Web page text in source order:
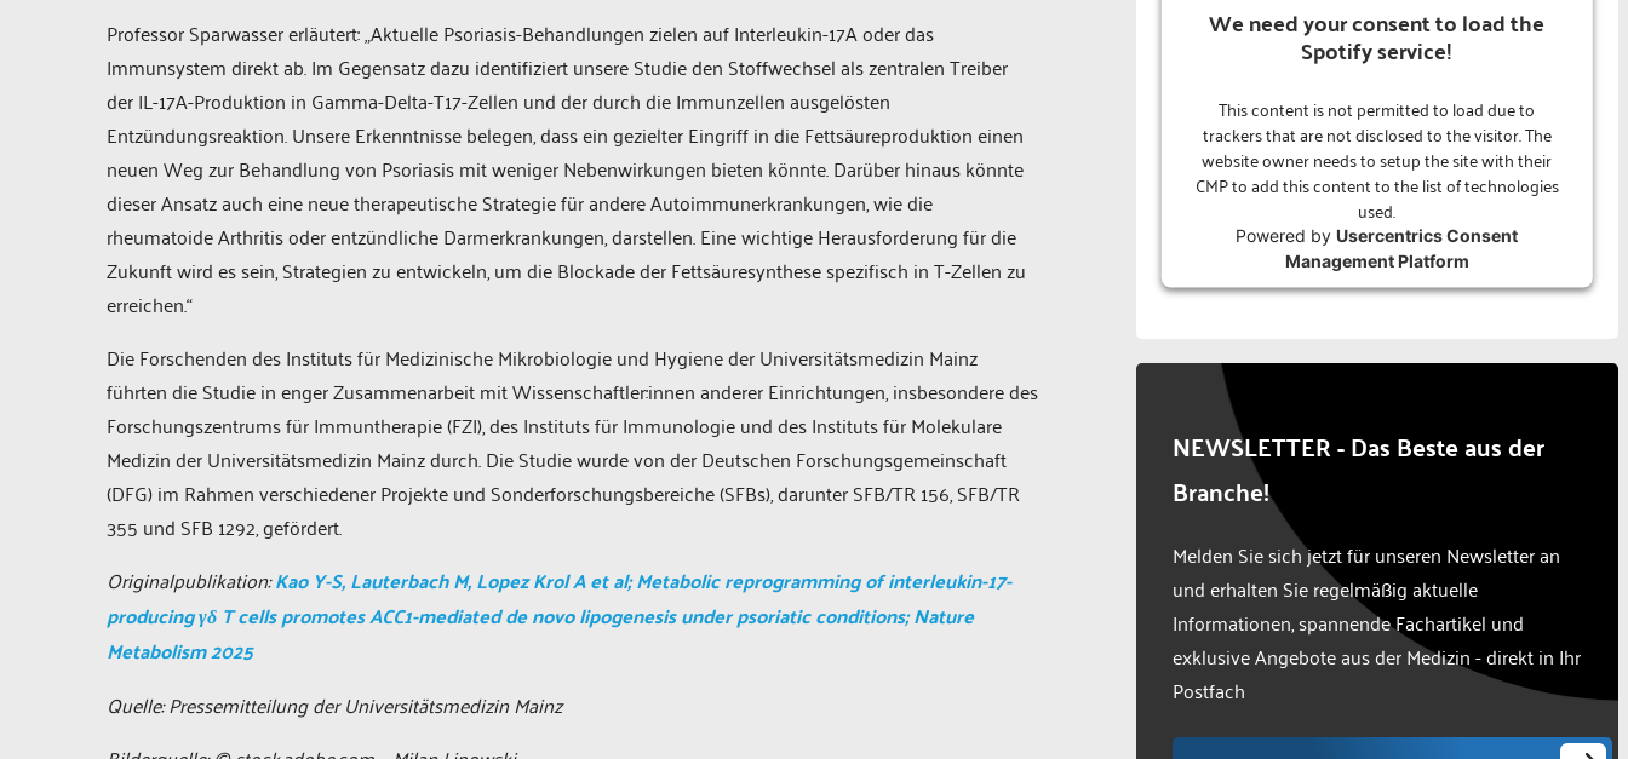
Professor Sparwasser erläutert: „Aktuelle Psoriasis-Behandlungen zielen auf Interleukin-17A oder das
Immunsystem direkt ab. Im Gegensatz dazu identifiziert unsere Studie den Stoffwechsel als zentralen Treiber
der IL-17A-Produktion in Gamma-Delta-T17-Zellen und der durch die Immunzellen ausgelösten
Entzündungsreaktion. Unsere Erkenntnisse belegen, dass ein gezielter Eingriff in die Fettsäureproduktion einen
neuen Weg zur Behandlung von Psoriasis mit weniger Nebenwirkungen bieten könnte. Darüber hinaus könnte
dieser Ansatz auch eine neue therapeutische Strategie für andere Autoimmunerkrankungen, wie die
rheumatoide Arthritis oder entzündliche Darmerkrankungen, darstellen. Eine wichtige Herausforderung für die
Zukunft wird es sein, Strategien zu entwickeln, um die Blockade der Fettsäuresynthese spezifisch in T-Zellen zu
erreichen.“
Die Forschenden des Instituts für Medizinische Mikrobiologie und Hygiene der Universitätsmedizin Mainz
führten die Studie in enger Zusammenarbeit mit Wissenschaftler:innen anderer Einrichtungen, insbesondere des
Forschungszentrums für Immuntherapie (FZI), des Instituts für Immunologie und des Instituts für Molekulare
Medizin der Universitätsmedizin Mainz durch. Die Studie wurde von der Deutschen Forschungsgemeinschaft
(DFG) im Rahmen verschiedener Projekte und Sonderforschungsbereiche (SFBs), darunter SFB/TR 156, SFB/TR
355 und SFB 1292, gefördert.
Originalpublikation:Kao Y-S, Lauterbach M, Lopez Krol A et al; Metabolic reprogramming of interleukin-17-
producing γδ T cells promotes ACC1-mediated de novo lipogenesis under psoriatic conditions; Nature
Metabolism 2025
Quelle: Pressemitteilung der Universitätsmedizin Mainz
We need your consent to load the
Spotify service!
This content is not permitted to load due to
trackers that are not disclosed to the visitor. The
website owner needs to setup the site with their
CMP to add this content to the list of technologies
used.
Powered byUsercentrics Consent
Management Platform
NEWSLETTER - Das Beste aus der
Branche!
Melden Sie sich jetzt für unseren Newsletter an
und erhalten Sie regelmäßig aktuelle
Informationen, spannende Fachartikel und
exklusive Angebote aus der Medizin - direkt in Ihr
Postfach